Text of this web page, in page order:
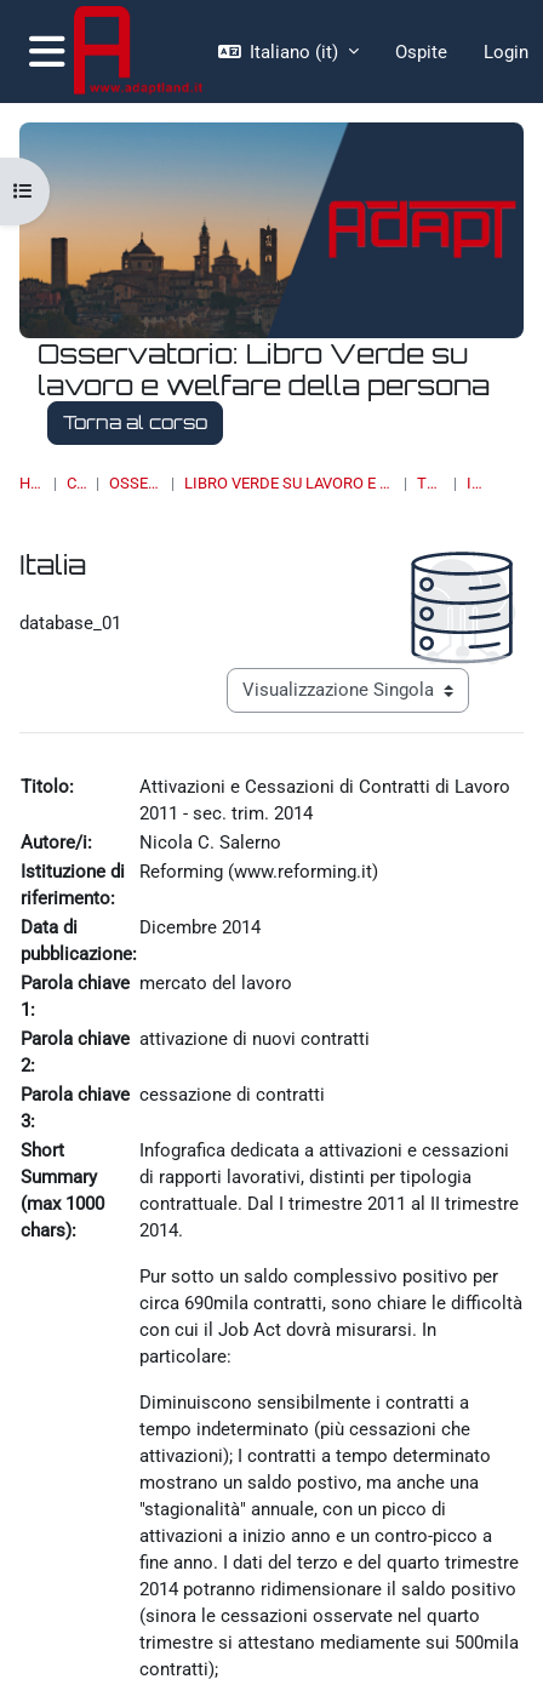
Vai al contenuto principale
Pannello laterale
Italiano ‎(it)‎ Ospite Login
Osservatorio: Libro Verde su
lavoro e welfare della persona
Torna al corso
HOME CORSI OSSERVATORI LIBRO VERDE SU LAVORO E WELFARE DELLA PERSONA TOPIC 4 ITALIA
Apri indice del corso
Italia
database_01
Navigazione terziaria modalità
Titolo:
Attivazioni e Cessazioni di Contratti di Lavoro
2011 - sec. trim. 2014
Autore/i:
Nicola C. Salerno
Istituzione di
riferimento:
Reforming (www.reforming.it)
Data di
pubblicazione:
Dicembre 2014
Parola chiave
1:
mercato del lavoro
Parola chiave
2:
attivazione di nuovi contratti
Parola chiave
3:
cessazione di contratti
Short
Summary
(max 1000
chars):
Infografica dedicata a attivazioni e cessazioni
di rapporti lavorativi, distinti per tipologia
contrattuale. Dal I trimestre 2011 al II trimestre
2014.
Pur sotto un saldo complessivo positivo per
circa 690mila contratti, sono chiare le difficoltà
con cui il Job Act dovrà misurarsi. In
particolare:
Diminuiscono sensibilmente i contratti a
tempo indeterminato (più cessazioni che
attivazioni); I contratti a tempo determinato
mostrano un saldo postivo, ma anche una
"stagionalità" annuale, con un picco di
attivazioni a inizio anno e un contro-picco a
fine anno. I dati del terzo e del quarto trimestre
2014 potranno ridimensionare il saldo positivo
(sinora le cessazioni osservate nel quarto
trimestre si attestano mediamente sui 500mila
contratti);